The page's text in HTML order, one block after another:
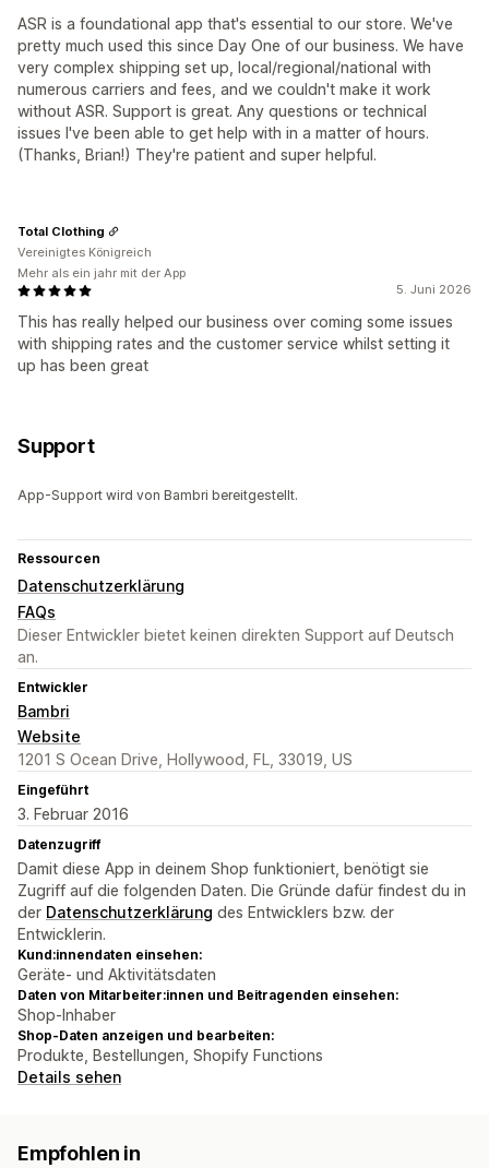
ASR is a foundational app that's essential to our store. We've
pretty much used this since Day One of our business. We have
very complex shipping set up, local/regional/national with
numerous carriers and fees, and we couldn't make it work
without ASR. Support is great. Any questions or technical
issues I've been able to get help with in a matter of hours.
(Thanks, Brian!) They're patient and super helpful.
5. Juni 2026
This has really helped our business over coming some issues
with shipping rates and the customer service whilst setting it
up has been great
Total Clothing
Vereinigtes Königreich
Mehr als ein jahr mit der App
Support
App-Support wird von Bambri bereitgestellt.
Ressourcen
Datenschutzerklärung
FAQs
Dieser Entwickler bietet keinen direkten Support auf Deutsch
an.
Entwickler
Bambri
Website
1201 S Ocean Drive, Hollywood, FL, 33019, US
Eingeführt
3. Februar 2016
Datenzugriff
Damit diese App in deinem Shop funktioniert, benötigt sie
Zugriff auf die folgenden Daten. Die Gründe dafür findest du in
der Datenschutzerklärung des Entwicklers bzw. der
Entwicklerin.
Kund:innendaten einsehen:
Geräte- und Aktivitätsdaten
Daten von Mitarbeiter:innen und Beitragenden einsehen:
Shop-Inhaber
Shop-Daten anzeigen und bearbeiten:
Produkte, Bestellungen, Shopify Functions
Details sehen
Empfohlen in